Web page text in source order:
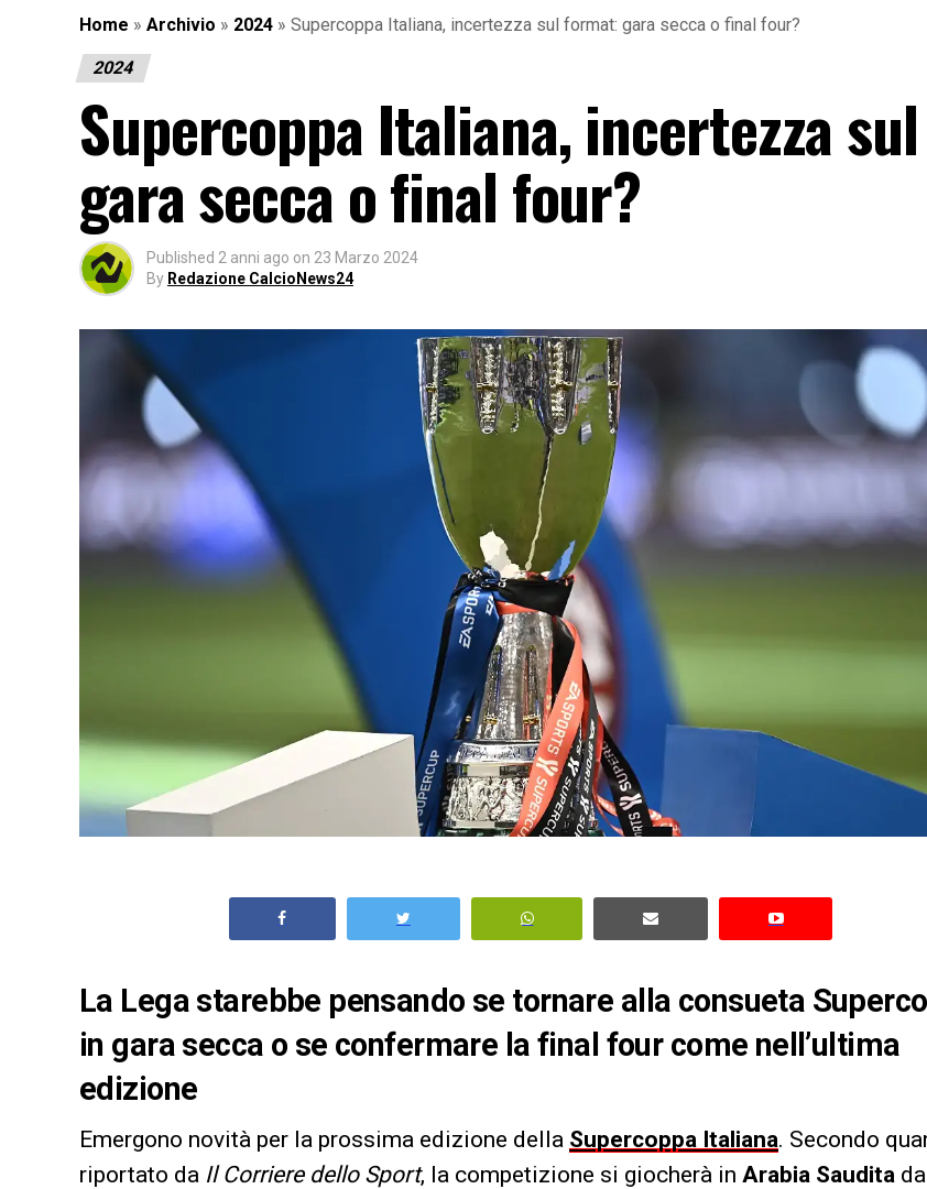
Home » Archivio » 2024 » Supercoppa Italiana, incertezza sul format: gara secca o final four?
2024
Supercoppa Italiana, incertezza
gara secca o final four?
Published 2 anni ago on 23 Marzo 2024
By Redazione CalcioNews24
La Lega starebbe pensando se tornare alla consueta
in gara secca o se confermare la final four come nell’ultima
edizione
Emergono novità per la prossima edizione della Supercoppa Italiana. Secondo
riportato da Il Corriere dello Sport, la competizione si giocherà in Arabia Saudita